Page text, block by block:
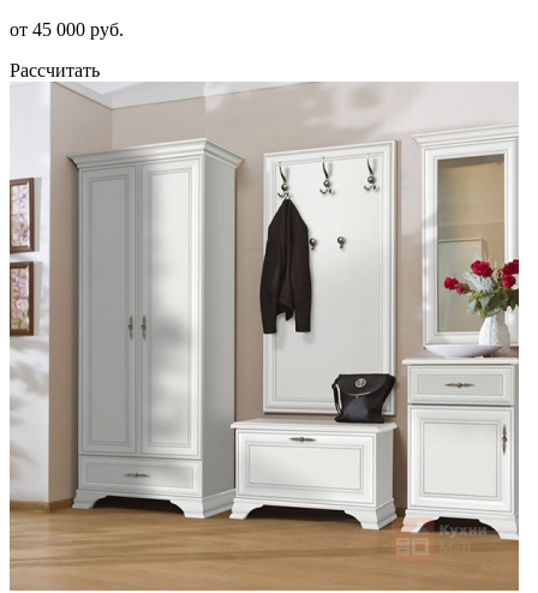
от 45 000 руб.
Рассчитать